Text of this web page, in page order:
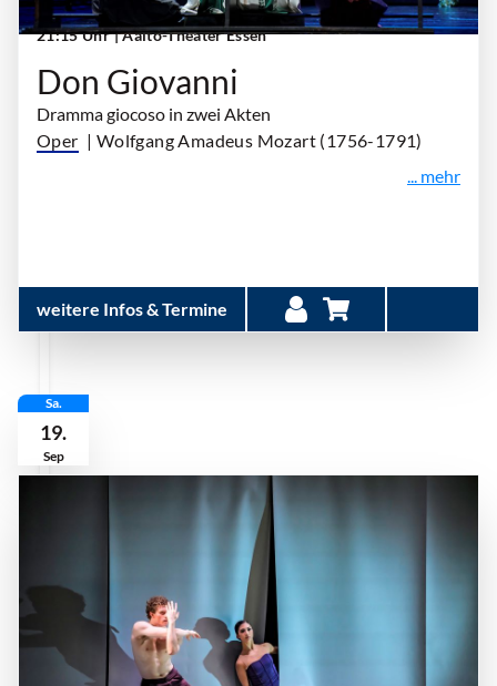
Sonntag, 13. September 2026 | 18:00 Uhr -
21:15 Uhr| Aalto-Theater Essen
Don Giovanni
Dramma giocoso in zwei Akten
Oper | Wolfgang Amadeus Mozart (1756-1791)
... mehr
weitere Infos & Termine
Sa.
19.
Sep